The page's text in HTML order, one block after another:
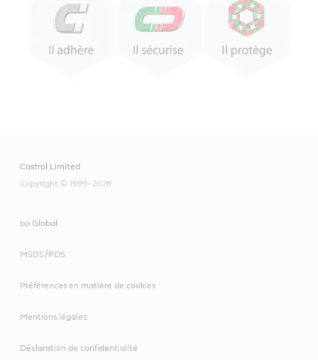
Castrol Limited
Copyright © 1999–2026
bp Global
MSDS/PDS
Préférences en matière de cookies
Mentions légales
Déclaration de confidentialité